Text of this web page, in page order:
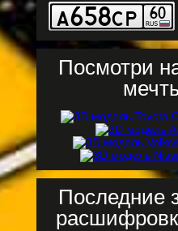
Посмотри
Последние